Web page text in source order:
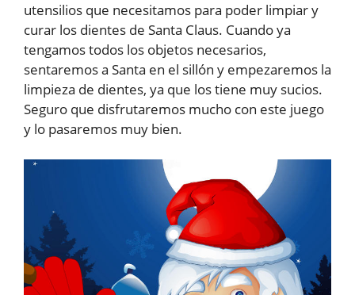
utensilios que necesitamos para poder limpiar y
curar los dientes de Santa Claus. Cuando ya
tengamos todos los objetos necesarios,
sentaremos a Santa en el sillón y empezaremos la
limpieza de dientes, ya que los tiene muy sucios.
Seguro que disfrutaremos mucho con este juego
y lo pasaremos muy bien.